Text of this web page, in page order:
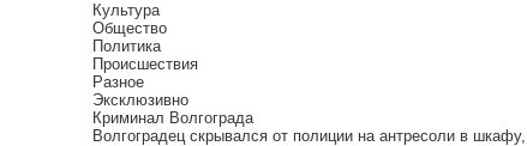
Культура
Общество
Политика
Происшествия
Разное
Эксклюзивно
Криминал Волгограда
Волгоградец скрывался от полиции на антресоли в